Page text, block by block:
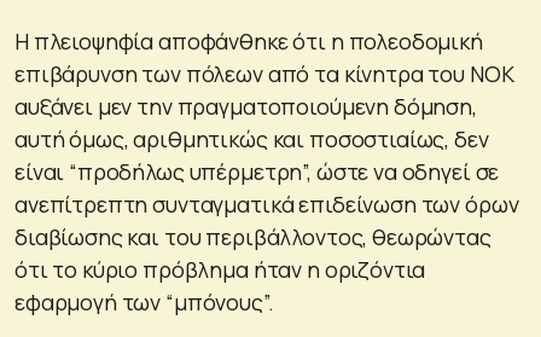
Η πλειοψηφία αποφάνθηκε ότι η πολεοδομική
επιβάρυνση των πόλεων από τα κίνητρα του ΝΟΚ
αυξάνει μεν την πραγματοποιούμενη δόμηση,
αυτή όμως, αριθμητικώς και ποσοστιαίως, δεν
είναι “προδήλως υπέρμετρη”, ώστε να οδηγεί σε
ανεπίτρεπτη συνταγματικά επιδείνωση των όρων
διαβίωσης και του περιβάλλοντος, θεωρώντας
ότι το κύριο πρόβλημα ήταν η οριζόντια
εφαρμογή των “μπόνους”.